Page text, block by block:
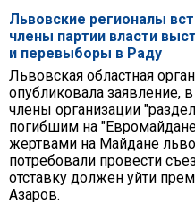
Львовские регионалы
члены партии власти
и перевыборы в Раду
Львовская областная
опубликовала заявление,
члены организации
погибшим на
жертвами на Майдане
потребовали провести
отставку должен уйти
Азаров.